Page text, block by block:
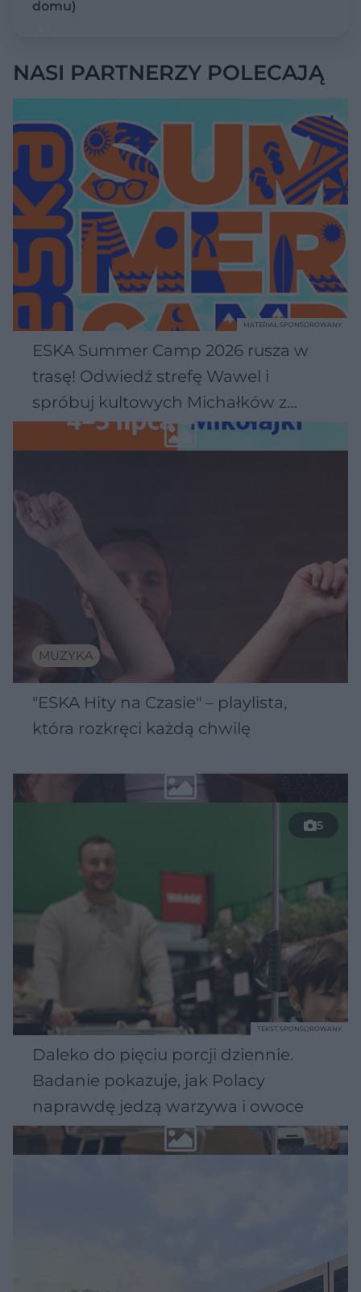
domu)
NASI PARTNERZY POLECAJĄ
ESKA Summer Camp 2026 rusza w
trasę! Odwiedź strefę Wawel i
spróbuj kultowych Michałków z
Wawelu
MATERIAŁ SPONSOROWANY
MUZYKA
"ESKA Hity na Czasie" – playlista,
która rozkręci każdą chwilę
5
Daleko do pięciu porcji dziennie.
Badanie pokazuje, jak Polacy
naprawdę jedzą warzywa i owoce
TEKST SPONSOROWANY